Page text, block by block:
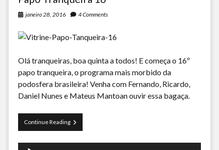
Komos
Boca do Lixo
Rachão na Beira do RIo
Arquivo CDR
Papo Tranqueira
A Ripa É a Lei
Especiais
Mateus Mantoan
Rafael Almeida
janeiro 28, 2016 4 Comments
Olá tranqueiras, boa quinta a todos! E começa o 16º
papo tranqueira, o programa mais morbido da
podosfera brasileira! Venha com Fernando, Ricardo,
Daniel Nunes e Mateus Mantoan ouvir essa bagaça.
Continue ReadingPapo
Tranqueira
Tocador